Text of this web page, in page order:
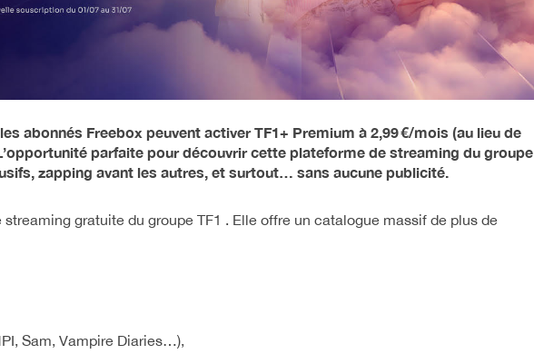
abonnés Freebox peuvent activer TF1+ Premium à 2,99 €/mois (au lieu de
parfaite pour découvrir cette plateforme de streaming du groupe
zapping avant les autres, et surtout… sans aucune publicité.
gratuite du groupe TF1 . Elle offre un catalogue massif de plus de
Sam, Vampire Diaries…),